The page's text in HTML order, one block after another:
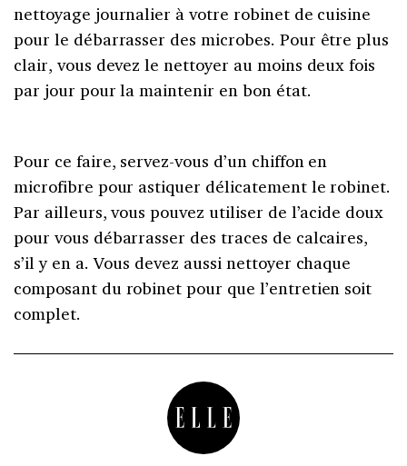
nettoyage journalier à votre robinet de cuisine
pour le débarrasser des microbes. Pour être plus
clair, vous devez le nettoyer au moins deux fois
par jour pour la maintenir en bon état.
Pour ce faire, servez-vous d’un chiffon en
microfibre pour astiquer délicatement le robinet.
Par ailleurs, vous pouvez utiliser de l’acide doux
pour vous débarrasser des traces de calcaires,
s’il y en a. Vous devez aussi nettoyer chaque
composant du robinet pour que l’entretien soit
complet.